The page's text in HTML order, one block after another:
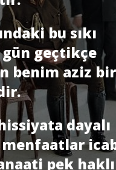
bu sıkı
gün geçtikçe
benim aziz bir
dayalı
pek haklı